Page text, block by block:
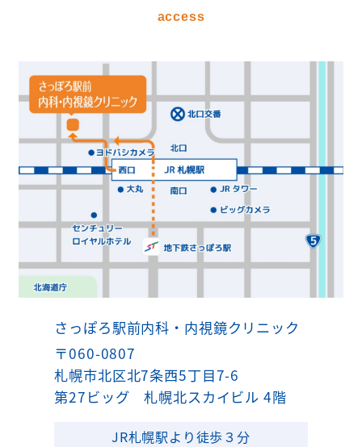
access
さっぽろ駅前内科・内視鏡クリニック
〒060-0807
札幌市北区北7条西5丁目7-6
第27ビッグ 札幌北スカイビル 4階
JR札幌駅より徒歩３分